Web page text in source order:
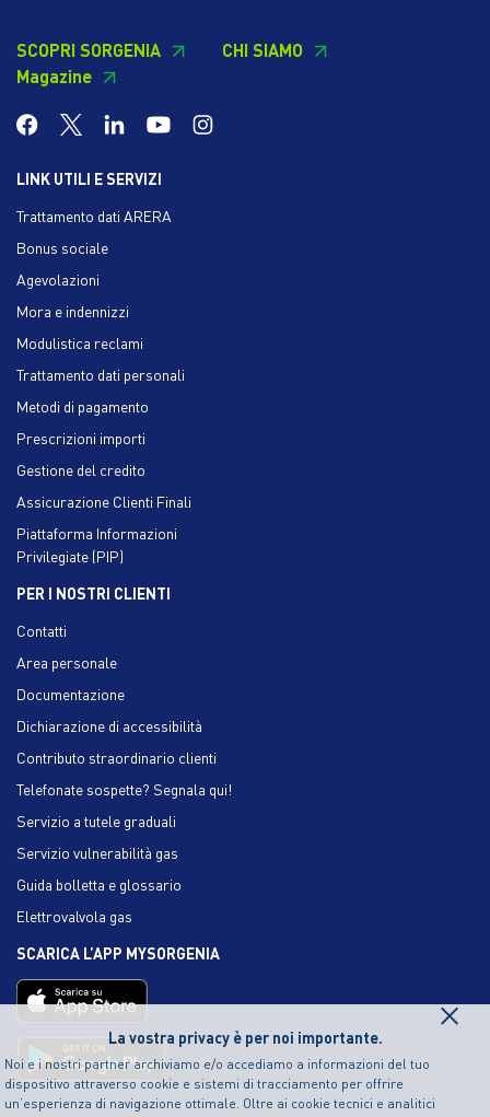
La vostra privacy è per noi importante.
Noi e i nostri partner archiviamo e/o accediamo a informazioni del tuo
dispositivo attraverso cookie e sistemi di tracciamento per offrire
un’esperienza di navigazione ottimale. Oltre ai cookie tecnici e analitici
×
SCOPRI SORGENIA
CHI SIAMO
Magazine
LINK UTILI E SERVIZI
Trattamento dati ARERA
Bonus sociale
Agevolazioni
Mora e indennizzi
Modulistica reclami
Trattamento dati personali
Metodi di pagamento
Prescrizioni importi
Gestione del credito
Assicurazione Clienti Finali
Piattaforma Informazioni
Privilegiate (PIP)
PER I NOSTRI CLIENTI
Contatti
Area personale
Documentazione
Dichiarazione di accessibilità
Contributo straordinario clienti
Telefonate sospette? Segnala qui!
Servizio a tutele graduali
Servizio vulnerabilità gas
Guida bolletta e glossario
Elettrovalvola gas
SCARICA L’APP MYSORGENIA